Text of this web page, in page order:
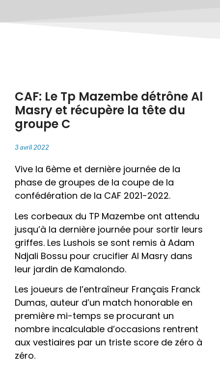
CAF: Le Tp Mazembe détrône Al
Masry et récupère la tête du
groupe C
3 avril 2022
Vive la 6ème et dernière journée de la
phase de groupes de la coupe de la
confédération de la CAF 2021-2022.
Les corbeaux du TP Mazembe ont attendu
jusqu’à la dernière journée pour sortir leurs
griffes. Les Lushois se sont remis à Adam
Ndjali Bossu pour crucifier Al Masry dans
leur jardin de Kamalondo.
Les joueurs de l’entraîneur Français Franck
Dumas, auteur d’un match honorable en
première mi-temps se procurant un
nombre incalculable d’occasions rentrent
aux vestiaires par un triste score de zéro à
zéro.